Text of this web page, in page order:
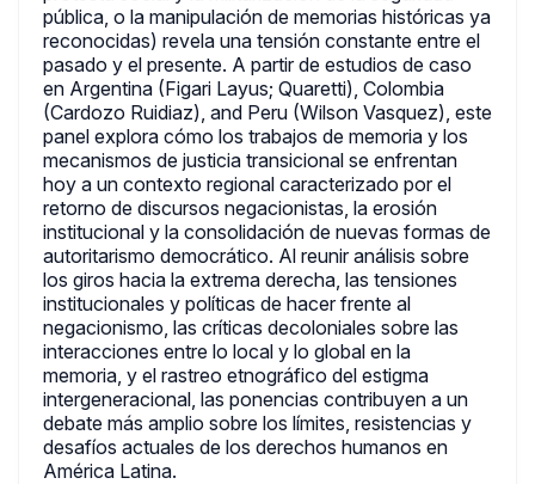
pública, o la manipulación de memorias históricas ya
reconocidas) revela una tensión constante entre el
pasado y el presente. A partir de estudios de caso
en Argentina (Figari Layus; Quaretti), Colombia
(Cardozo Ruidiaz), and Peru (Wilson Vasquez), este
panel explora cómo los trabajos de memoria y los
mecanismos de justicia transicional se enfrentan
hoy a un contexto regional caracterizado por el
retorno de discursos negacionistas, la erosión
institucional y la consolidación de nuevas formas de
autoritarismo democrático. Al reunir análisis sobre
los giros hacia la extrema derecha, las tensiones
institucionales y políticas de hacer frente al
negacionismo, las críticas decoloniales sobre las
interacciones entre lo local y lo global en la
memoria, y el rastreo etnográfico del estigma
intergeneracional, las ponencias contribuyen a un
debate más amplio sobre los límites, resistencias y
desafíos actuales de los derechos humanos en
América Latina.